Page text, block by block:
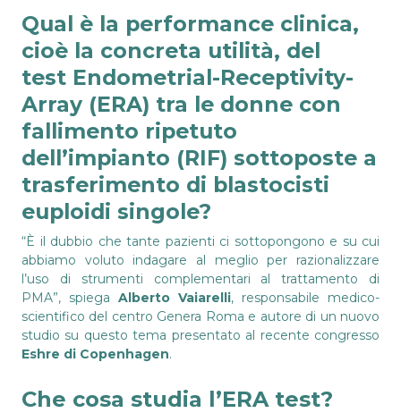
Qual è la performance clinica,
cioè la concreta utilità, del
test Endometrial-Receptivity-
Array (ERA) tra le donne con
fallimento ripetuto
dell’impianto (RIF) sottoposte a
trasferimento di blastocisti
euploidi singole?
“È il dubbio che tante pazienti ci sottopongono e su cui
abbiamo voluto indagare al meglio per razionalizzare
l’uso di strumenti complementari al trattamento di
PMA”, spiega Alberto Vaiarelli, responsabile medico-
scientifico del centro Genera Roma e autore di un nuovo
studio su questo tema presentato al recente congresso
Eshre di Copenhagen.
Che cosa studia l’ERA test?